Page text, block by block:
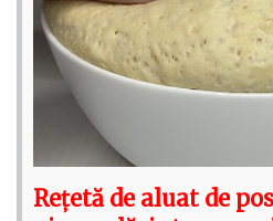
Rețetă de aluat de